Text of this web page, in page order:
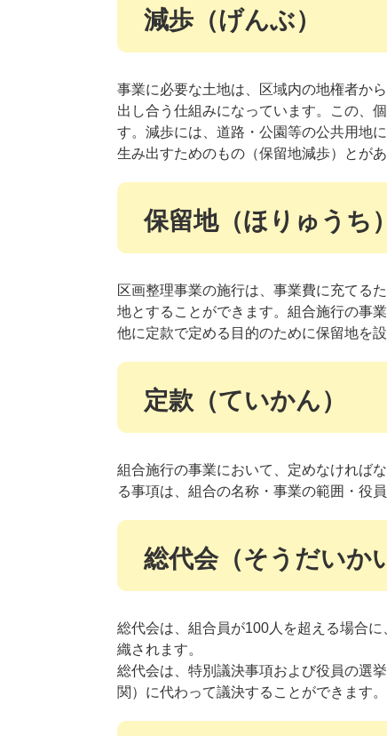
減歩（げんぶ）
事業に必要な土地は、区域内の地権者か
出し合う仕組みになっています。この、
す。減歩には、道路・公園等の公共用地
生み出すためのもの（保留地減歩）とがあ
保留地（ほりゅうち）
区画整理事業の施行は、事業費に充てる
地とすることができます。組合施行の事
他に定款で定める目的のために保留地を
定款（ていかん）
組合施行の事業において、定めなければ
る事項は、組合の名称・事業の範囲・役
総代会（そうだいか
総代会は、組合員が100人を超える場合
織されます。
総代会は、特別議決事項および役員の選
関）に代わって議決することができます。